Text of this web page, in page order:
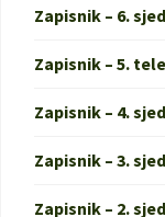
Zapisnik – 6.
Zapisnik – 5.
Zapisnik – 4.
Zapisnik – 3.
Zapisnik – 2.